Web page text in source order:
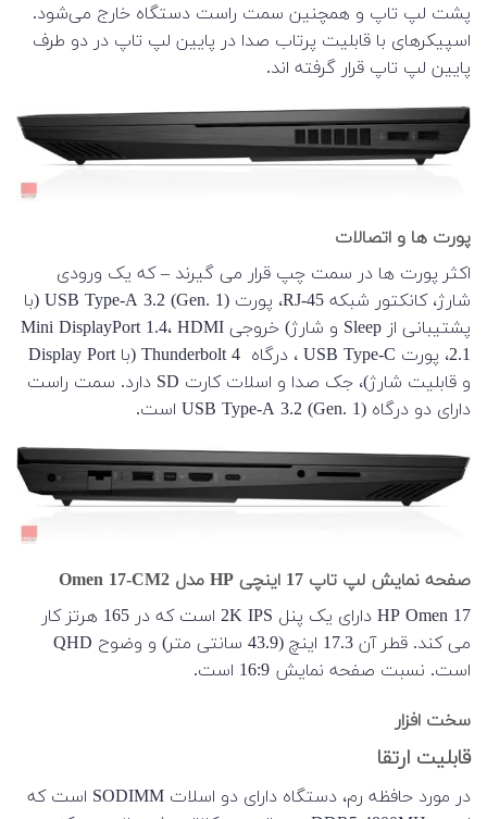
پشت لپ تاپ و همچنین سمت راست دستگاه خارج می‌شود.
اسپیکرهای با قابلیت پرتاب صدا در پایین لپ تاپ در دو طرف
پایین لپ تاپ قرار گرفته اند.
پورت ها و اتصالات
اکثر پورت ها در سمت چپ قرار می گیرند – که یک ورودی
شارژ، کانکتور شبکه RJ-45، پورت USB Type-A 3.2 (Gen. 1) (با
پشتیبانی از Sleep و شارژ) خروجی Mini DisplayPort 1.4، HDMI
2.1، پورت USB Type-C ، درگاه Thunderbolt 4 (با Display Port
و قابلیت شارژ)، جک صدا و اسلات کارت SD دارد. سمت راست
دارای دو درگاه USB Type-A 3.2 (Gen. 1) است.
صفحه نمایش لپ تاپ 17 اینچی HP مدل Omen 17-CM2
HP Omen 17 دارای یک پنل 2K IPS است که در 165 هرتز کار
می کند. قطر آن 17.3 اینچ (43.9 سانتی متر) و وضوح QHD
است. نسبت صفحه نمایش 16:9 است.
سخت افزار
قابلیت ارتقا
در مورد حافظه رم، دستگاه دارای دو اسلات SODIMM است که